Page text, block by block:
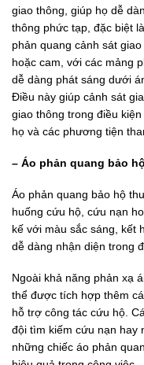
giao thông, giúp họ dễ
thông phức tạp, đặc biệt
phản quang cảnh sát
hoặc cam, với các mảng
dễ dàng phát sáng dưới
Điều này giúp cảnh sát
giao thông trong điều
họ và các phương tiện
– Áo phản quang bảo
Áo phản quang bảo hộ
huống cứu hộ, cứu nạn
kế với màu sắc sáng, kết
dễ dàng nhận diện trong
Ngoài khả năng phản xạ
thể được tích hợp thêm
hỗ trợ công tác cứu hộ.
đội tìm kiếm cứu nạn hay
những chiếc áo phản